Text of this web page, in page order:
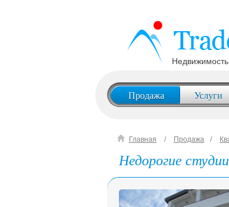
Продажа Услуги
Главная Продажа
Недорогие